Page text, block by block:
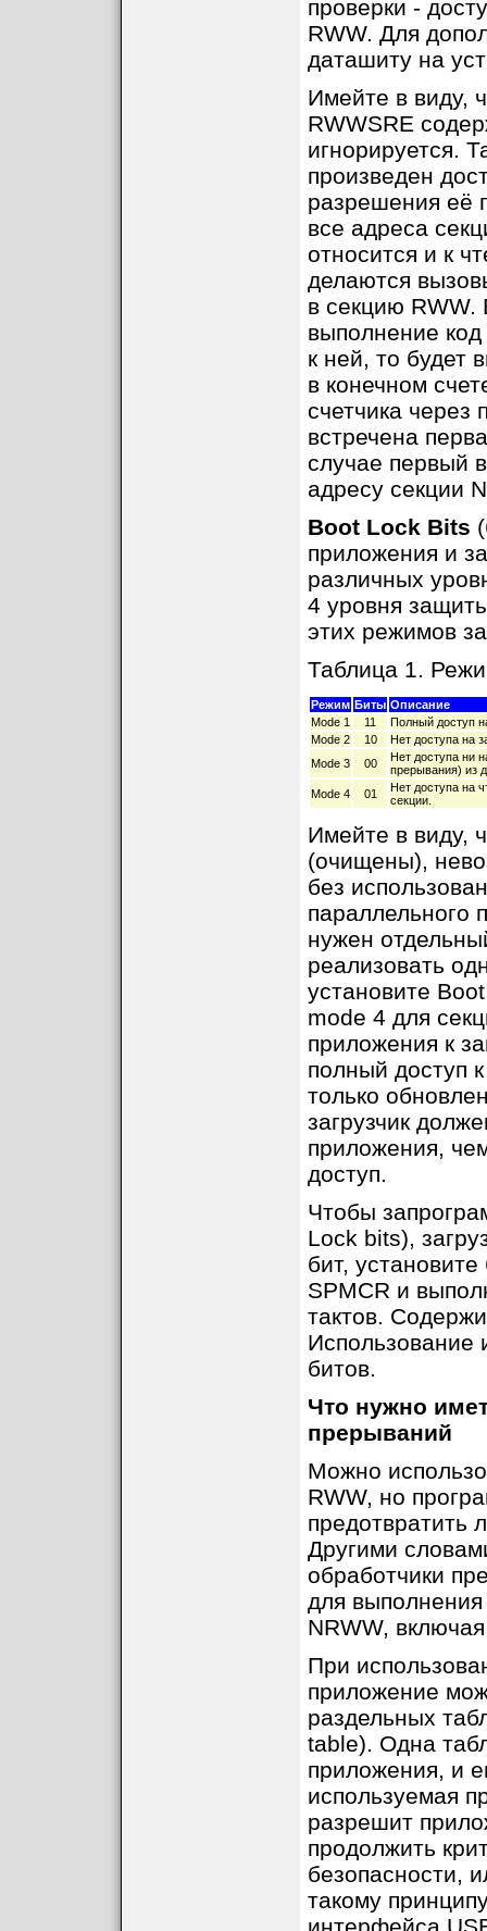
проверки -
RWW. Для
даташиту на
Имейте в виду,
RWWSRE
игнорируется.
произведен
разрешения её
все адреса
относится и к
делаются
в секцию RWW.
выполнение
к ней, то будет
в конечном
счетчика через
встречена
случае первый
адресу секции
Boot Lock Bits
приложения и
различных
4 уровня
этих режимов
Таблица 1.
Режим Биты Описание
Mode 1
11
Полный доступ
Mode 2
10
Нет доступа на
Mode 3
00
Нет доступа ни
прерывания) из
Mode 4
01
Нет доступа на
секции.
Имейте в виду,
(очищены),
без
параллельного
нужен
реализовать
установите
mode 4 для
приложения к
полный доступ
только
загрузчик
приложения,
доступ.
Чтобы
Lock bits),
бит,
SPMCR и
тактов.
Использование
битов.
Что нужно
прерываний
Можно
RWW, но
предотвратить
Другими
обработчики
для
NRWW,
При
приложение
раздельных
table). Одна
приложения, и
используемая
разрешит
продолжить
безопасности,
такому